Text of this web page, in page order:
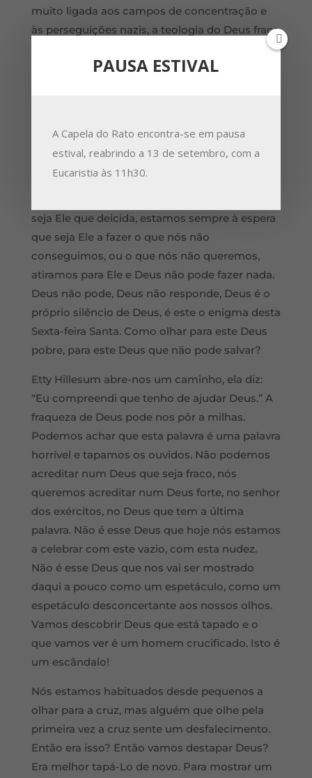
muito ligada aos campos de concentração e
às perseguições nazis, a teologia do Deus fraco
Dietrich Bonhoeffer, ou encontramos na
cruz é um Deus fraco, um Deus fraco. E é um
escândalo a fraqueza de Deus, é um escândalo.
Porque nós estamos sempre à espera que seja
seja Ele que deicida, estamos sempre à espera
que seja Ele a fazer o que nós não
conseguimos, ou o que nós não queremos,
atiramos para Ele e Deus não pode fazer nada.
Deus não pode, Deus não responde, Deus é o
próprio silêncio de Deus, é este o enigma desta
Sexta-feira Santa. Como olhar para este Deus
pobre, para este Deus que não pode salvar?
Etty Hillesum abre-nos um caminho, ela diz:
“Eu compreendi que tenho de ajudar Deus.” A
fraqueza de Deus pode nos pôr a milhas.
Podemos achar que esta palavra é uma palavra
horrível e tapamos os ouvidos. Não podemos
acreditar num Deus que seja fraco, nós
queremos acreditar num Deus forte, no senhor
dos exércitos, no Deus que tem a última
palavra. Não é esse Deus que hoje nós estamos
a celebrar com este vazio, com esta nudez.
Não é esse Deus que nos vai ser mostrado
daqui a pouco como um espetáculo, como um
espetáculo desconcertante aos nossos olhos.
Vamos descobrir Deus que está tapado e o
que vamos ver é um homem crucificado. Isto é
um escândalo!
Nós estamos habituados desde pequenos a
olhar para a cruz, mas alguém que olhe pela
primeira vez a cruz sente um desfalecimento.
Então era isso? Então vamos destapar Deus?
Era melhor tapá-Lo de novo. Para mostrar um
PAUSA ESTIVAL
A Capela do Rato encontra-se em pausa
estival, reabrindo a 13 de setembro, com a
Eucaristia às 11h30.